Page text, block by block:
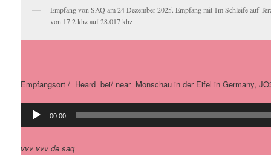
Empfang von SAQ am 24 Dezember 2025. Empfang mit 1m Schleife auf
von 17.2 khz auf 28.017 khz
Empfangsort / Heard bei/ near Monschau in der Eifel in Germany,
Audio-
Player
00:00
vvv vvv de saq